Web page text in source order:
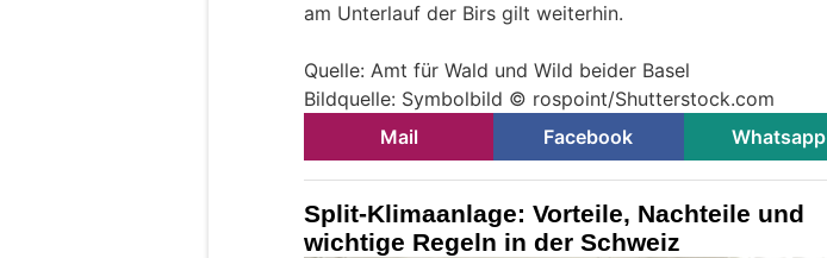
am Unterlauf der Birs gilt weiterhin.
Quelle: Amt für Wald und Wild beider Basel
Bildquelle: Symbolbild © rospoint/Shutterstock.com
Mail
Facebook Whatsapp
Split-Klimaanlage: Vorteile, Nachteile und
wichtige Regeln in der Schweiz